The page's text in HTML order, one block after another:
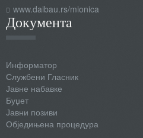
www.daibau.rs/mionica
Документа
Информатор
Службени Гласник
Јавне набавке
Буџет
Јавни позиви
Обједињена процедура